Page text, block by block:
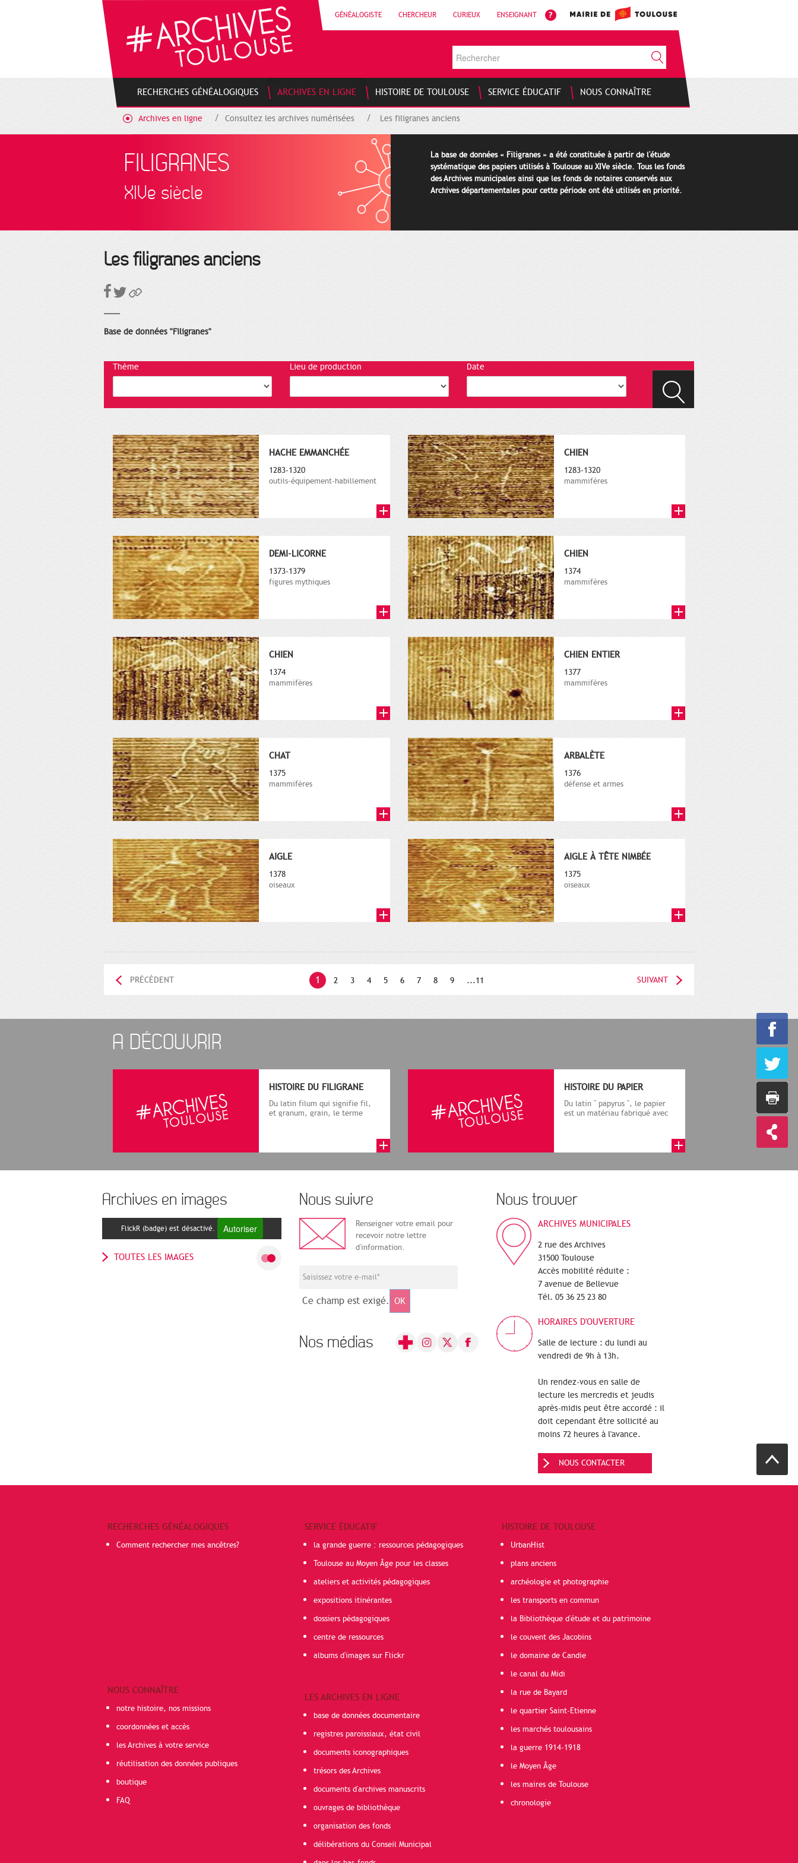
GÉNÉALOGISTE CHERCHEUR CURIEUX ENSEIGNANT
RECHERCHES GÉNÉALOGIQUES ARCHIVES EN LIGNE HISTOIRE DE TOULOUSE SERVICE ÉDUCATIF NOUS CONNAÎTRE
Archives en ligne Consultez les archives numérisées Les filigranes anciens
FILIGRANES
XIVe siècle
La base de données « Filigranes » a été constituée à partir de l'étude
systématique des papiers utilisés à Toulouse au XIVe siècle. Tous les fonds
des Archives municipales ainsi que les fonds de notaires conservés aux
Archives départementales pour cette période ont été utilisés en priorité.
Les filigranes anciens
Base de données "Filigranes"
Thème Lieu de production Date
HACHE EMMANCHÉE
1283-1320
outils-équipement-habillement
CHIEN
1283-1320
mammifères
DEMI-LICORNE
1373-1379
figures mythiques
CHIEN
1374
mammifères
CHIEN
1374
mammifères
CHIEN ENTIER
1377
mammifères
CHAT
1375
mammifères
ARBALÈTE
1376
défense et armes
AIGLE
1378
oiseaux
AIGLE À TÊTE NIMBÉE
1375
oiseaux
1 2 3 4 5 6 7 8 9 ...11
PRÉCÉDENT SUIVANT
A DÉCOUVRIR
HISTOIRE DU FILIGRANE
Du latin filum qui signifie fil,
et granum, grain, le terme
HISTOIRE DU PAPIER
Du latin " papyrus ", le papier
est un matériau fabriqué avec
Archives en images
FlickR (badge) est désactivé. Autoriser
TOUTES LES IMAGES
Nous suivre
Renseigner votre email pour
recevoir notre lettre
d'information.
Ce champ est exigé. OK
Nos médias
Nous trouver
ARCHIVES MUNICIPALES
2 rue des Archives
31500 Toulouse
Accès mobilité réduite :
7 avenue de Bellevue
Tél. 05 36 25 23 80
HORAIRES D'OUVERTURE
Salle de lecture : du lundi au
vendredi de 9h à 13h.
Un rendez-vous en salle de
lecture les mercredis et jeudis
après-midis peut être accordé : il
doit cependant être sollicité au
moins 72 heures à l'avance.
NOUS CONTACTER
RECHERCHES GÉNÉALOGIQUES
Comment rechercher mes ancêtres?
NOUS CONNAÎTRE
notre histoire, nos missions
coordonnées et accès
les Archives à votre service
réutilisation des données publiques
boutique
FAQ
SERVICE ÉDUCATIF
la grande guerre : ressources pédagogiques
Toulouse au Moyen Âge pour les classes
ateliers et activités pédagogiques
expositions itinérantes
dossiers pédagogiques
centre de ressources
albums d'images sur Flickr
LES ARCHIVES EN LIGNE
base de données documentaire
registres paroissiaux, état civil
documents iconographiques
trésors des Archives
documents d'archives manuscrits
ouvrages de bibliothèque
organisation des fonds
délibérations du Conseil Municipal
HISTOIRE DE TOULOUSE
UrbanHist
plans anciens
archéologie et photographie
les transports en commun
la Bibliothèque d'étude et du patrimoine
le couvent des Jacobins
le domaine de Candie
le canal du Midi
la rue de Bayard
le quartier Saint-Etienne
les marchés toulousains
la guerre 1914-1918
le Moyen Âge
les maires de Toulouse
chronologie
Gestion de vos préférences sur les cookies